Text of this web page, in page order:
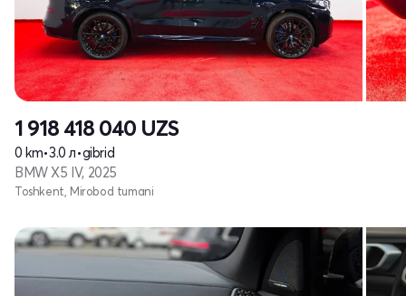
1 918 418 040 UZS
0 km•3.0 л•gibrid
BMW X5 IV, 2025
Toshkent, Mirobod tumani